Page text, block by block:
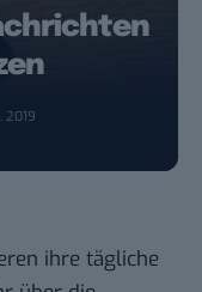
2019
ihre tägliche